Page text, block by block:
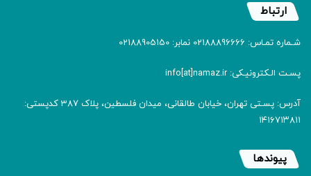
ارتباط
شـماره تمـاس: 02188896666 نمابر: 02188905150
پسـت الـکترونیـکی: info[at]namaz.ir
آدرس: پسـتی تهران، خیابان طالقانی، میدان فلسطین، پلاک 387 کدپستی:
۱۴۱۶۷۱۳۸۱۱
پیوندها